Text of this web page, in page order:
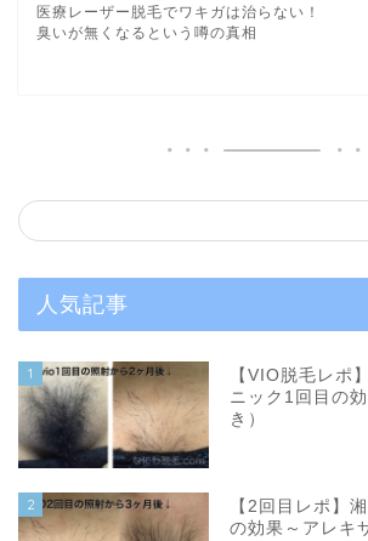
医療レーザー脱毛でワキガは治らない！
臭いが無くなるという噂の真相
人気記事
1
【VIO脱毛レポ
ニック1回目の
き）
2
【2回目レポ】
の効果～アレキ